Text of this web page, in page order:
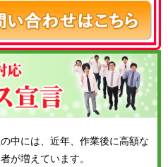
中には、近年、作業後に高額な
が増えています。